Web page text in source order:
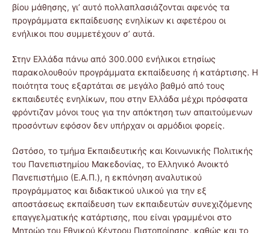
βίου μάθησης, γι’ αυτό πολλαπλασιάζονται αφενός τα
προγράμματα εκπαίδευσης ενηλίκων κι αφετέρου οι
ενήλικοι που συμμετέχουν σ’ αυτά.
Στην Ελλάδα πάνω από 300.000 ενήλικοι ετησίως
παρακολουθούν προγράμματα εκπαίδευσης ή κατάρτισης. Η
ποιότητα τους εξαρτάται σε μεγάλο βαθμό από τους
εκπαιδευτές ενηλίκων, που στην Ελλάδα μέχρι πρόσφατα
φρόντιζαν μόνοι τους για την απόκτηση των απαιτούμενων
προσόντων εφόσον δεν υπήρχαν οι αρμόδιοι φορείς.
Ωστόσο, το τμήμα Εκπαιδευτικής και Κοινωνικής Πολιτικής
του Πανεπιστημίου Μακεδονίας, το Ελληνικό Ανοικτό
Πανεπιστήμιο (Ε.Α.Π.), η εκπόνηση αναλυτικού
προγράμματος και διδακτικού υλικού για την εξ
αποστάσεως εκπαίδευση των εκπαιδευτών συνεχιζόμενης
επαγγελματικής κατάρτισης, που είναι γραμμένοι στο
Μητρώο του Εθνικού Κέντρου Πιστοποίησης, καθώς και το